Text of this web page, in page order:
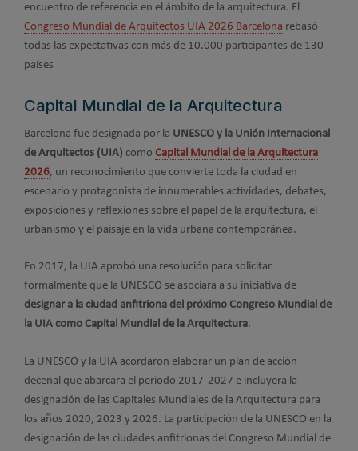
encuentro de referencia en el ámbito de la arquitectura. El
Congreso Mundial de Arquitectos UIA 2026 Barcelona rebasó
todas las expectativas con más de 10.000 participantes de 130
países
Capital Mundial de la Arquitectura
Barcelona fue designada por la UNESCO y la Unión Internacional
de Arquitectos (UIA) como Capital Mundial de la Arquitectura
2026, un reconocimiento que convierte toda la ciudad en
escenario y protagonista de innumerables actividades, debates,
exposiciones y reflexiones sobre el papel de la arquitectura, el
urbanismo y el paisaje en la vida urbana contemporánea.
En 2017, la UIA aprobó una resolución para solicitar
formalmente que la UNESCO se asociara a su iniciativa de
designar a la ciudad anfitriona del próximo Congreso Mundial de
la UIA como Capital Mundial de la Arquitectura.
La UNESCO y la UIA acordaron elaborar un plan de acción
decenal que abarcara el periodo 2017-2027 e incluyera la
designación de las Capitales Mundiales de la Arquitectura para
los años 2020, 2023 y 2026. La participación de la UNESCO en la
designación de las ciudades anfitrionas del Congreso Mundial de